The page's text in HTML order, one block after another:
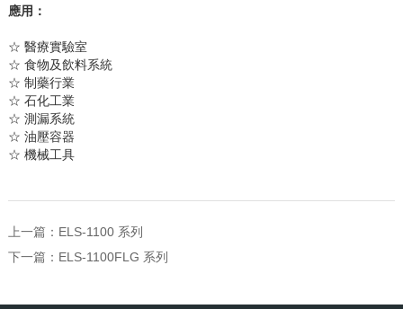
應用：
☆ 醫療實驗室
☆ 食物及飲料系統
☆ 制藥行業
☆ 石化工業
☆ 測漏系統
☆ 油壓容器
☆ 機械工具
上一篇： ELS-1100 系列
下一篇： ELS-1100FLG 系列